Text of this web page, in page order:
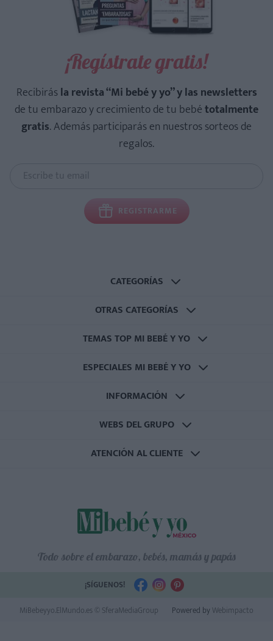
¡Regístrate gratis!
Recibirásla revista “Mi bebé y yo” y las newsletters
de tu embarazo y crecimiento de tu bebétotalmente
gratis. Además participarás en nuestros sorteos de
regalos.
REGISTRARME
CATEGORÍAS
OTRAS CATEGORÍAS
TEMAS TOP MI BEBÉ Y YO
ESPECIALES MI BEBÉ Y YO
INFORMACIÓN
WEBS DEL GRUPO
ATENCIÓN AL CLIENTE
Todo sobre el embarazo, bebés, mamás y papás
¡SÍGUENOS!
MiBebeyyo.ElMundo.es © SferaMediaGroup
Powered byWebimpacto